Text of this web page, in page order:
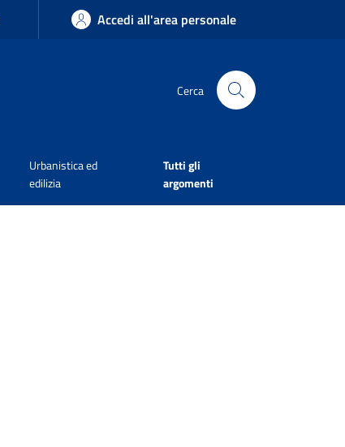
Accedi all'area personale
Cerca
Urbanistica ed
edilizia
Tutti gli
argomenti